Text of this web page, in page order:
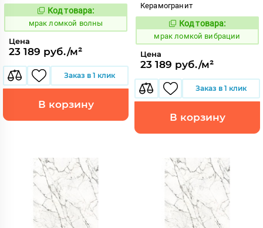
1052887
Код товара:
мрак ломкой волны
Цена
23 189 руб./м²
Заказ в 1 клик
В корзину
Керамогранит
1052885
Код товара:
мрак ломкой вибрации
Цена
23 189 руб./м²
Заказ в 1 клик
В корзину